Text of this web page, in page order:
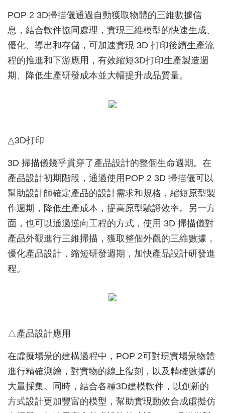
POP 2 3D掃描儀通過自動獲取物體的三維數據信
息，結合軟件協同處理，實現三維模型的快速生成、
優化、導出和存儲，可加速實現 3D 打印後續生產流
程的推進和下游應用，有效縮短3D打印生產製造週
期、降低生產研發成本並大幅提升成品質量。
△3D打印
3D 掃描儀幾乎貫穿了產品設計的整個生命週期。在
產品設計初期階段，通過使用POP 2 3D 掃描儀可以
幫助設計師確定產品的設計需求和規格，縮短原型製
作週期，降低生產成本，提高原型驗證效率。另一方
面，也可以通過逆向工程的方式，使用 3D 掃描儀對
產品外觀進行三維掃描，獲取整個外觀的三維數據，
優化產品設計，縮短研發週期，加快產品設計研發進
程。
△產品設計應用
在虛擬場景的建構過程中，POP 2可對現實場景物體
進行精確測繪，對實物的線上復刻，以及精確數據的
大量採集。同時，結合各種3D建模軟件，以創新的
方式設計更加豐富的模型，幫助實現動效合成虛擬仿